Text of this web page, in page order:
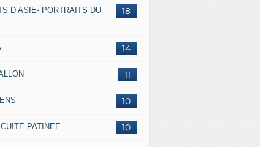
18
D ASIE- PORTRAITS DU
14
11
10
10
PATINEE